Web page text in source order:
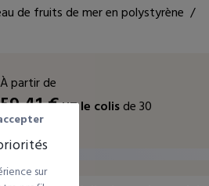
de fruits de mer en polystyrène /
À partir de
59,41€HTle colisde 30
vendu à l'unité
sur